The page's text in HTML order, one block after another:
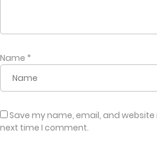
Name *
Save my name, email, and
next time I comment.